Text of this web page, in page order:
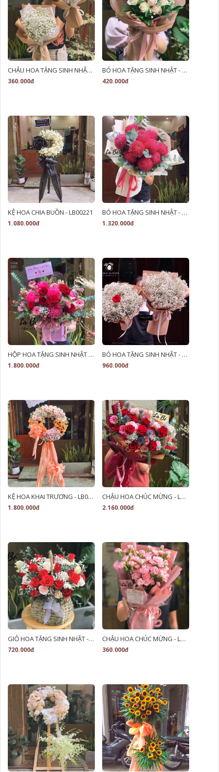
CHẬU HOA TẶNG SINH NHẬT - LB00141
360.000đ
BÓ HOA TẶNG SINH NHẬT - LB00108
420.000đ
KỆ HOA CHIA BUỒN - LB00221
1.080.000đ
BÓ HOA TẶNG SINH NHẬT - LB00211
1.320.000đ
HỘP HOA TẶNG SINH NHẬT - LB00168
1.800.000đ
BÓ HOA TẶNG SINH NHẬT - LB00129
960.000đ
KỆ HOA KHAI TRƯƠNG - LB00184
1.800.000đ
CHẬU HOA CHÚC MỪNG - LB00055
2.160.000đ
GIỎ HOA TẶNG SINH NHẬT - LB00119
720.000đ
CHẬU HOA CHÚC MỪNG - LB00049
360.000đ